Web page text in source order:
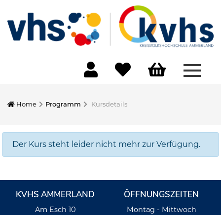
Home Programm Kursdetails
Der Kurs steht leider nicht mehr zur Verfügung.
KVHS AMMERLAND
Am Esch 10
ÖFFNUNGSZEITEN
Montag - Mittwoch